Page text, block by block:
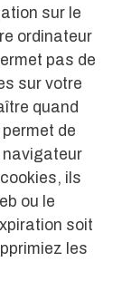
sur le
ordinateur
pas de
sur votre
quand
de
ils
ou le
soit
les